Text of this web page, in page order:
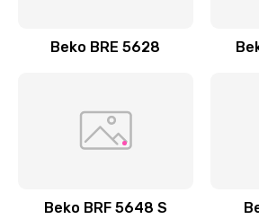
Beko BRE 5628
Beko BRF 5648 S